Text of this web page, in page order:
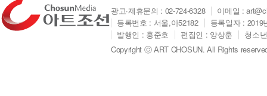
광고·제휴문의 : 02-724-6328 이메일 :
등록번호 : 서울,아52182
등록일자 : 2019
발행인 : 홍준호
편집인 : 양상훈
청소
Copyright ⓒ ART CHOSUN. All Rights